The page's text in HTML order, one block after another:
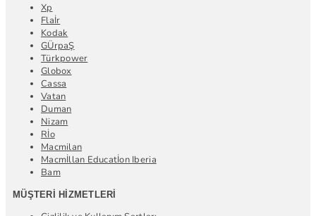
Xp
Flaİr
Kodak
GÜrpaŞ
Türkpower
Globox
Cassa
Vatan
Duman
Nizam
Rİo
Macmilan
Macmİllan Educatİon Iberia
Bam
MÜŞTERI HIZMETLERI